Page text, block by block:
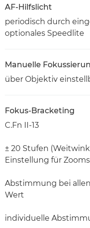
AF-Hilfslicht
periodisch durch
optionales Speedlite
Manuelle
über Objektiv
Fokus-Bracketing
C.Fn II-13
± 20 Stufen
Einstellung für
Abstimmung bei
Wert
individuelle